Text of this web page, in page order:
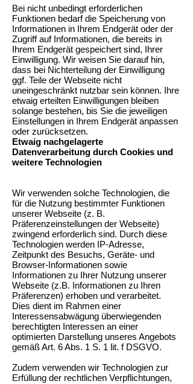
Bei nicht unbedingt erforderlichen
Funktionen bedarf die Speicherung von
Informationen in Ihrem Endgerät oder der
Zugriff auf Informationen, die bereits in
Ihrem Endgerät gespeichert sind, Ihrer
Einwilligung. Wir weisen Sie darauf hin,
dass bei Nichterteilung der Einwilligung
ggf. Teile der Webseite nicht
uneingeschränkt nutzbar sein können. Ihre
etwaig erteilten Einwilligungen bleiben
solange bestehen, bis Sie die jeweiligen
Einstellungen in Ihrem Endgerät anpassen
oder zurücksetzen.
Etwaig nachgelagerte
Datenverarbeitung durch Cookies und
weitere Technologien
Wir verwenden solche Technologien, die
für die Nutzung bestimmter Funktionen
unserer Webseite (z. B.
Präferenzeinstellungen der Webseite)
zwingend erforderlich sind. Durch diese
Technologien werden IP-Adresse,
Zeitpunkt des Besuchs, Geräte- und
Browser-Informationen sowie
Informationen zu Ihrer Nutzung unserer
Webseite (z.B. Informationen zu Ihren
Präferenzen) erhoben und verarbeitet.
Dies dient im Rahmen einer
Interessensabwägung überwiegenden
berechtigten Interessen an einer
optimierten Darstellung unseres Angebots
gemäß Art. 6 Abs. 1 S. 1 lit. f DSGVO.
Zudem verwenden wir Technologien zur
Erfüllung der rechtlichen Verpflichtungen,